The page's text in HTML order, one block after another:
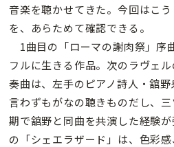
音楽を聴かせてきた。今回はこ
を、あらためて確認できる。
1曲目の「ローマの謝肉祭」序
フルに生きる作品。次のラヴェ
奏曲は、左手のピアノ詩人・舘野
言わずもがなの聴きものだし、
期で舘野と同曲を共演した経験
の「シェエラザード」は、色彩